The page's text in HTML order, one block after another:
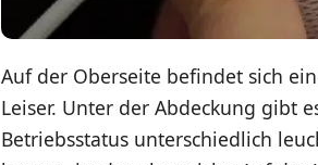
Auf der Oberseite befindet sich
Leiser. Unter der Abdeckung gibt
Betriebsstatus unterschiedlich